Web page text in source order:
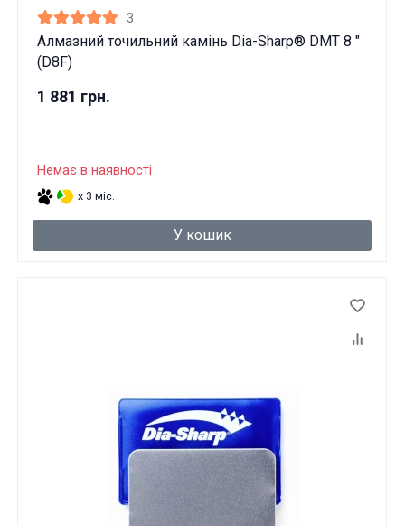
3
Алмазний точильний камінь Dia-Sharp® DMT 8 "
(D8F)
1 881 грн.
Немає в наявності
x 3 міс.
У кошик